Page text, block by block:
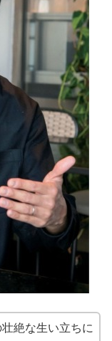
絶な生い立ちに